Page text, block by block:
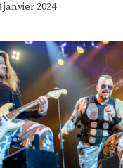
janvier 2024